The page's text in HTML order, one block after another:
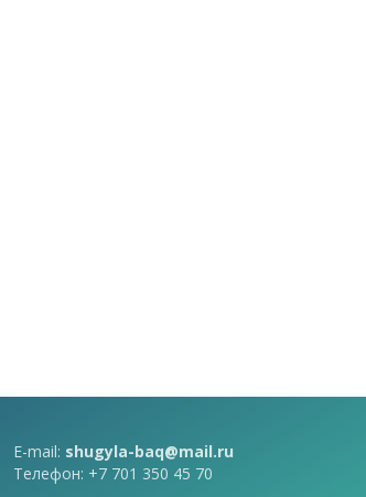
E-mail: shugyla-baq@mail.ru
Телефон: +7 701 350 45 70